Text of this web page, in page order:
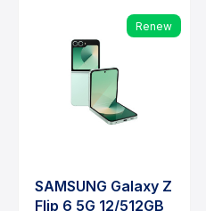
Renew
SAMSUNG Galaxy Z
Flip 6 5G 12/512GB